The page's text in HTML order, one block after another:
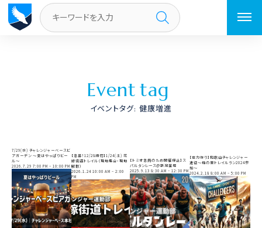
トップページ 健康増進
Event tag
イベントタグ: 健康増進
7/29(水) チャレンジャーベースビ
アガーデン 〜夏はやっぱりビー
ル〜
2026.7.29 7:00 PM – 10:00 PM
【急募！12/28締切】1/24(土) 花
嫁街道トレイル（現地集合・現地
解散）
2026.1.24 10:00 AM – 2:00
PM
【トミオ急病のため開催停止】ス
パルタンレース＠新潟苗場
2025.9.13 8:30 AM –12:30 PM
【体力作り】和歌山チャレンジャー
遠征〜梅の里トレイルラン2024参
加〜
2024.2.18 8:00 AM –5:00 PM